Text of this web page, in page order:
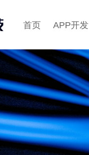
首页 APP开发